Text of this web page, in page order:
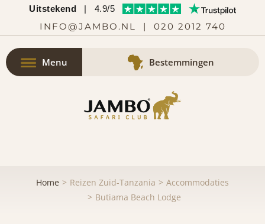
Uitstekend | 4.9/5
INFO@JAMBO.NL | 020 2012 740
Menu Bestemmingen
Home Reizen Zuid-Tanzania
Accommodaties
Butiama Beach Lodge